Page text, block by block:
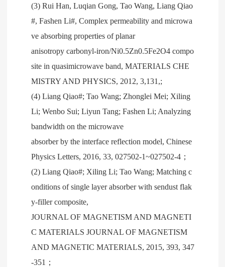
(3) Rui Han, Luqian Gong, Tao Wang, Liang Qiao
#, Fashen Li#, Complex permeability and microwa
ve absorbing properties of planar
anisotropy carbonyl-iron/Ni0.5Zn0.5Fe2O4 compo
site in quasimicrowave band, MATERIALS CHE
MISTRY AND PHYSICS, 2012, 3,131,;
(4) Liang Qiao#; Tao Wang; Zhonglei Mei; Xiling
Li; Wenbo Sui; Liyun Tang; Fashen Li; Analyzing
bandwidth on the microwave
absorber by the interface reflection model, Chinese
Physics Letters, 2016, 33, 027502-1~027502-4；
(2) Liang Qiao#; Xiling Li; Tao Wang; Matching c
onditions of single layer absorber with sendust flak
y-filler composite,
JOURNAL OF MAGNETISM AND MAGNETI
C MATERIALS JOURNAL OF MAGNETISM
AND MAGNETIC MATERIALS, 2015, 393, 347
-351；